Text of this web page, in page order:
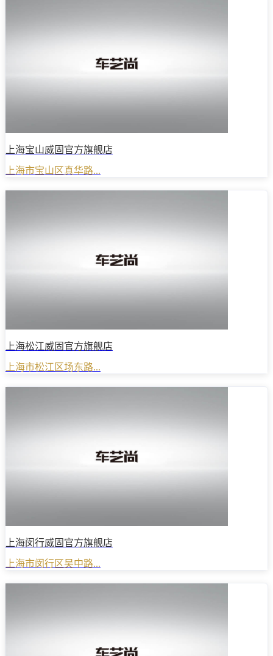
上海宝山威固官方旗舰店
上海市宝山区真华路...
上海松江威固官方旗舰店
上海市松江区场东路...
上海闵行威固官方旗舰店
上海市闵行区吴中路...